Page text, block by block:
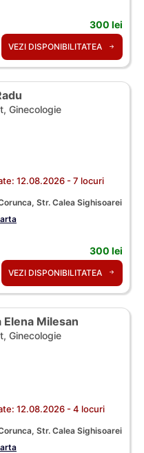
300 lei
VEZI DISPONIBILITATEA
Ginecologie
12.08.2026 - 7 locuri
Str. Calea Sighisoarei
300 lei
VEZI DISPONIBILITATEA
Elena Milesan
Ginecologie
12.08.2026 - 4 locuri
Str. Calea Sighisoarei